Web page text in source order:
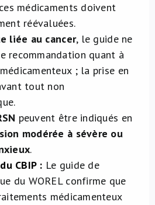
médicaments doivent
réévaluées.
liée au cancer, le guide ne
recommandation quant à
; la prise en
tout non
peuvent être indiqués en
modérée à sévère ou
.
CBIP : Le guide de
du WOREL confirme que
médicamenteux